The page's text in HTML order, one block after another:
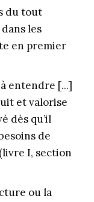
du tout
les
en premier
entendre [...]
et valorise
dès qu’il
de
I, section
ou la